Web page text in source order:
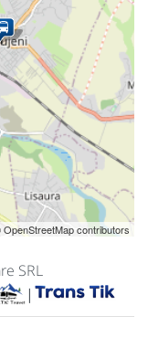
contributors
SRL
|